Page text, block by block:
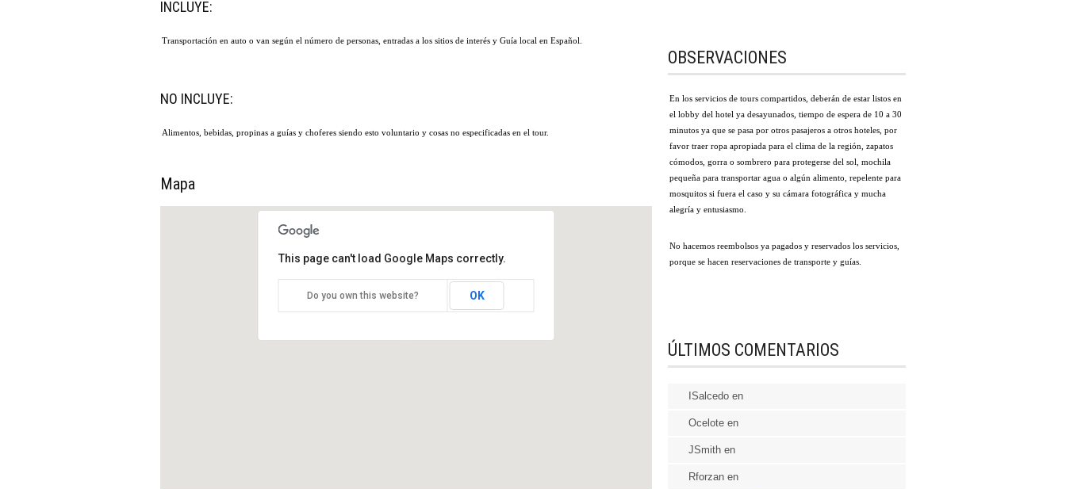
INCLUYE:
Transportación en auto o van según el número de personas, entradas a los sitios de interés y Guía local en Español.
NO INCLUYE:
Alimentos, bebidas, propinas a guías y choferes siendo esto voluntario y cosas no especificadas en el tour.
Mapa
ZONA ARQUEOLOGICA DE
TONINA Y OCOSINGO. Inicia en
This page can't load Google Maps correctly.
Do you own this website? OK
OBSERVACIONES
En los servicios de tours compartidos, deberán de estar listos en
el lobby del hotel ya desayunados, tiempo de espera de 10 a 30
minutos ya que se pasa por otros pasajeros a otros hoteles, por
favor traer ropa apropiada para el clima de la región, zapatos
cómodos, gorra o sombrero para protegerse del sol, mochila
pequeña para transportar agua o algún alimento, repelente para
mosquitos si fuera el caso y su cámara fotográfica y mucha
alegría y entusiasmo.
No hacemos reembolsos ya pagados y reservados los servicios,
porque se hacen reservaciones de transporte y guías.
ÚLTIMOS COMENTARIOS
ISalcedo en
Ocelote en
JSmith en
Rforzan en